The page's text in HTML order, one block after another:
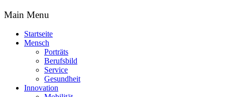
Main Menu
Startseite
Mensch
Porträts
Berufsbild
Service
Gesundheit
Innovation